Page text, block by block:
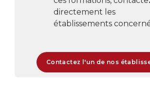
directement les
établissements
Contactez l'un de nos